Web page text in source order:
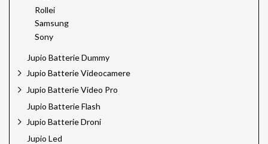
Rollei
Samsung
Sony
Jupio Batterie Dummy
Jupio Batterie Videocamere
Jupio Batterie Video Pro
Jupio Batterie Flash
Jupio Batterie Droni
Jupio Led